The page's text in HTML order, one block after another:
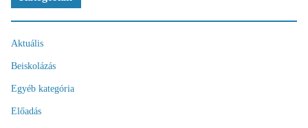
Aktuális
Beiskolázás
Egyéb kategória
Előadás